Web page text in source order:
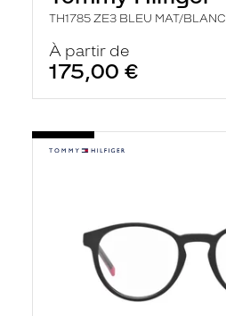
TH1785 ZE3 BLEU MAT/BLANC
À partir de
175,00 €